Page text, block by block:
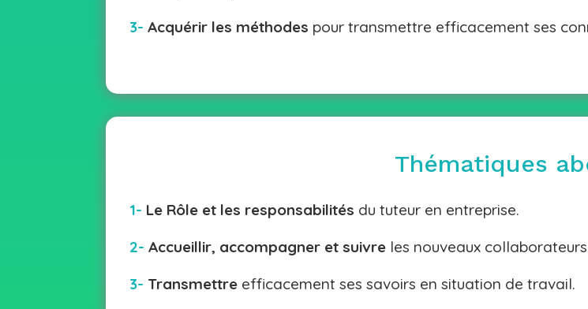
3-Acquérir les méthodes pour transmettre efficacement ses
Thématiques
1- Le Rôle et les responsabilités du tuteur en entreprise.
2-Accueillir, accompagner et suivre les nouveaux
3- Transmettre efficacement ses savoirs en situation de travail.